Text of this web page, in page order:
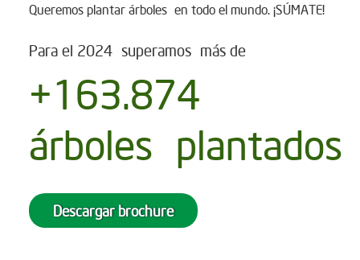
Queremos plantar árboles en todo el mundo. ¡SÚMATE!
Para el 2024 superamos más de
+163.874
árboles plantados
Descargar brochure